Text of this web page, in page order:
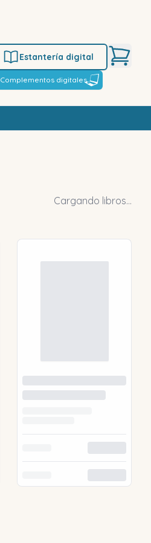
Estantería digital
Complementos digitales
Cargando libros...